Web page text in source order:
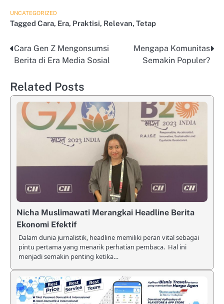
UNCATEGORIZED
Tagged Cara, Era, Praktisi, Relevan, Tetap
Post
Cara Gen Z Mengonsumsi
Berita di Era Media Sosial
Mengapa Komunitas
Semakin Populer?
Related Posts
Nicha Muslimawati Merangkai Headline Berita
Ekonomi Efektif
Dalam dunia jurnalistik, headline memiliki peran vital sebagai
pintu pertama yang menarik perhatian pembaca. Hal ini
menjadi semakin penting ketika…